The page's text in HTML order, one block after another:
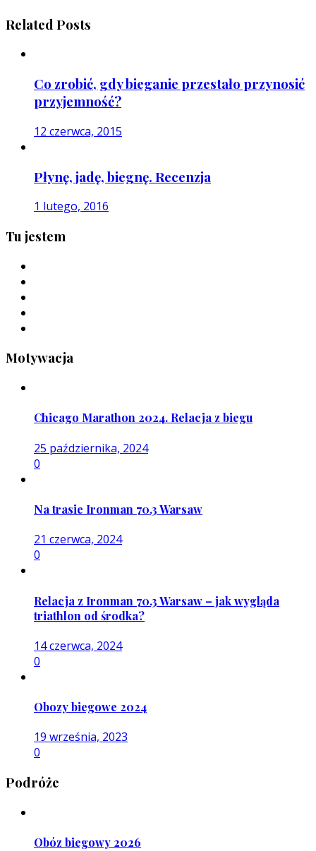
Related Posts
Co zrobić, gdy bieganie przestało przynosić
przyjemność?
12 czerwca, 2015
Płynę, jadę, biegnę. Recenzja
1 lutego, 2016
Tu jestem
Motywacja
Chicago Marathon 2024. Relacja z biegu
25 października, 2024
0
Na trasie Ironman 70.3 Warsaw
21 czerwca, 2024
0
Relacja z Ironman 70.3 Warsaw – jak wygląda
triathlon od środka?
14 czerwca, 2024
0
Obozy biegowe 2024
19 września, 2023
0
Podróże
Obóz biegowy 2026